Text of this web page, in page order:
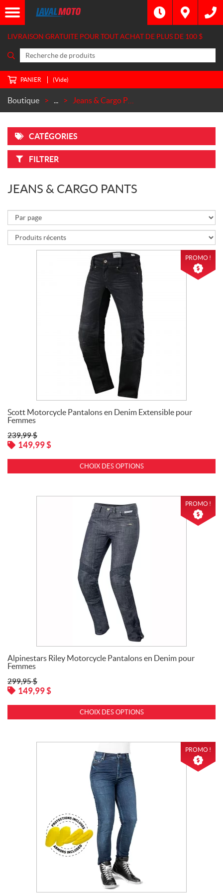
LIVRAISON GRATUITE POUR TOUT ACHAT DE PLUS DE 100 $
PANIER (Vide)
Boutique ...
CATÉGORIES
FILTRER
JEANS & CARGO PANTS
PROMO !
Scott Motorcycle Pantalons en Denim Extensible pour
Femmes
239,99$
149,99$
CHOIX DES OPTIONS
PROMO !
Alpinestars Riley Motorcycle Pantalons en Denim pour
Femmes
299,95$
149,99$
CHOIX DES OPTIONS
PROMO !